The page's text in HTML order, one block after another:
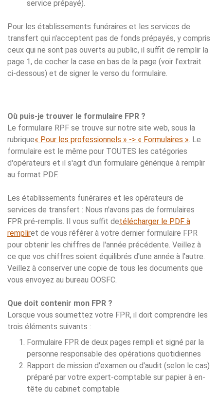
service prépayé).
Pour les établissements funéraires et les services de
transfert qui n'acceptent pas de fonds prépayés, y compris
ceux qui ne sont pas ouverts au public, il suffit de remplir la
page 1, de cocher la case en bas de la page (voir l'extrait
ci-dessous) et de signer le verso du formulaire.
Où puis-je trouver le formulaire FPR ?
Le formulaire RPF se trouve sur notre site web, sous la
rubrique« Pour les professionnels » -> « Formulaires ». Le
formulaire est le même pour TOUTES les catégories
d'opérateurs et il s'agit d'un formulaire générique à remplir
au format PDF.
Les établissements funéraires et les opérateurs de
services de transfert : Nous n'avons pas de formulaires
FPR pré-remplis. Il vous suffit detélécharger le PDF à
rempliret de vous référer à votre dernier formulaire FPR
pour obtenir les chiffres de l'année précédente. Veillez à
ce que vos chiffres soient équilibrés d'une année à l'autre.
Veillez à conserver une copie de tous les documents que
vous envoyez au bureau OOSFC.
Que doit contenir mon FPR ?
Lorsque vous soumettez votre FPR, il doit comprendre les
trois éléments suivants :
Formulaire FPR de deux pages rempli et signé par la
personne responsable des opérations quotidiennes
Rapport de mission d'examen ou d'audit (selon le cas)
préparé par votre expert-comptable sur papier à en-
tête du cabinet comptable